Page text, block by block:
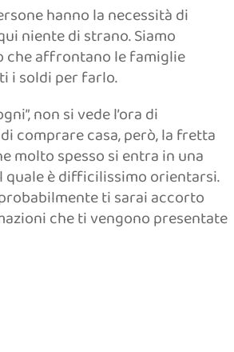
hanno la necessità di
niente di strano. Siamo
che affrontano le famiglie
i soldi per farlo.
non si vede l’ora di
comprare casa, però, la fretta
molto spesso si entra in una
è difficilissimo orientarsi.
ti sarai accorto
che ti vengono presentate